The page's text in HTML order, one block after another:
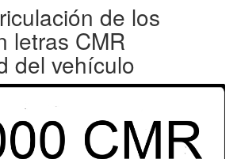
de los
letras CMR
del vehículo